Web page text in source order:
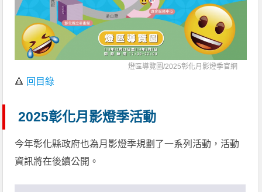
燈區導覽圖/2025彰化月影燈季官網
🔺 回目錄
2025彰化月影燈季活動
今年彰化縣政府也為月影燈季規劃了一系列活動，活動
資訊將在後續公開。